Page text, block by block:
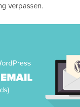
verpassen.